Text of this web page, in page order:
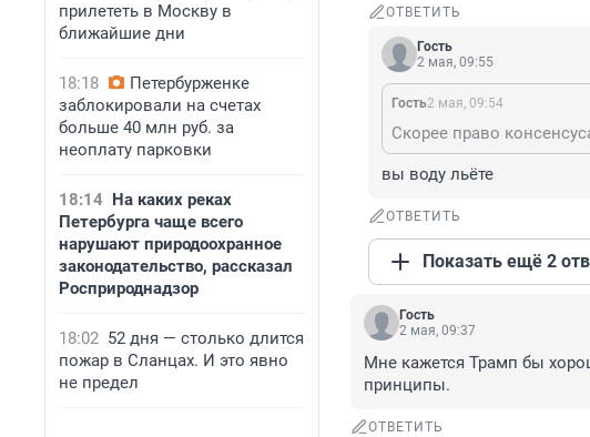
прилететь в Москву в
ближайшие дни
18:18
Петербурженке
заблокировали на счетах
больше 40 млн руб. за
неоплату парковки
18:14 На каких реках
Петербурга чаще всего
нарушают природоохранное
законодательство, рассказал
Росприроднадзор
18:02 52 дня — столько длится
пожар в Сланцах. И это явно
не предел
ОТВЕТИТЬ
Гость
2 мая, 09:55
Гость2 мая, 09:54
Скорее право
вы воду льёте
ОТВЕТИТЬ
Показать ещё 2
Гость
2 мая, 09:37
Мне кажется Трамп бы
принципы.
ОТВЕТИТЬ